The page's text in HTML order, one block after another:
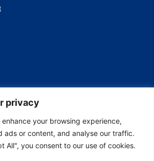
privacy
enhance your browsing experience,
ads or content, and analyse our traffic.
All", you consent to our use of cookies.